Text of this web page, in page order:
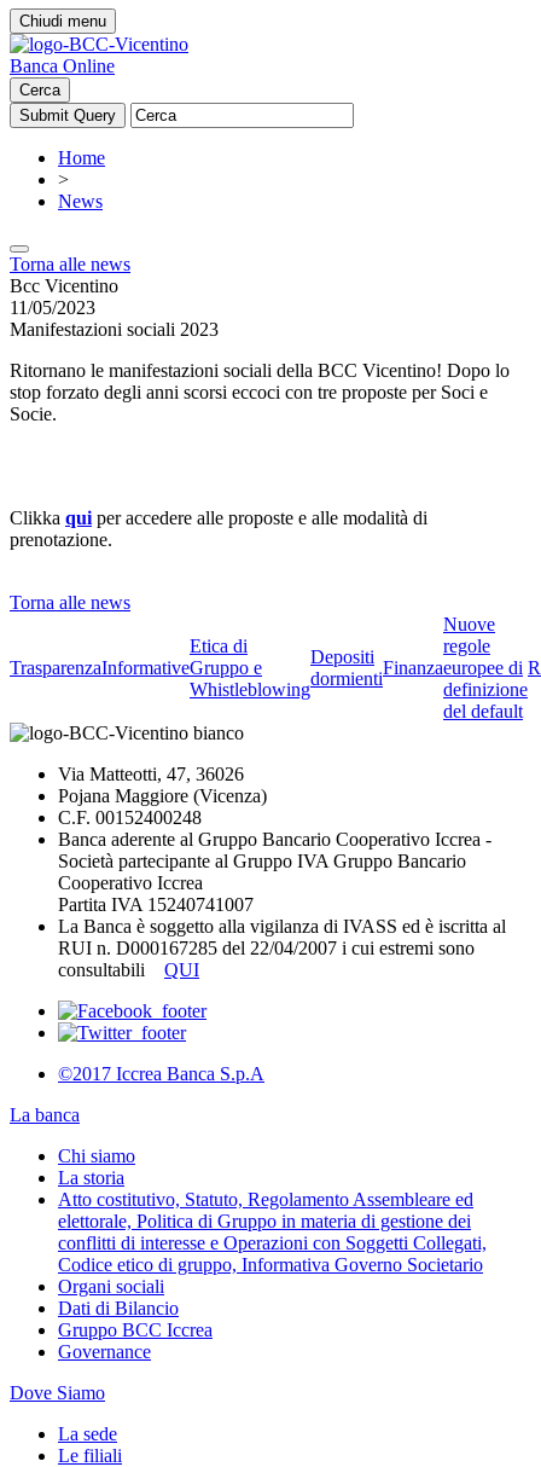
Chiudi menu
Banca Online
Cerca
Home
>
News
Torna alle news
Bcc Vicentino
11/05/2023
Manifestazioni sociali 2023
Ritornano le manifestazioni sociali della BCC Vicentino! Dopo lo
stop forzato degli anni scorsi eccoci con tre proposte per Soci e
Socie.
Clikka qui per accedere alle proposte e alle modalità di
prenotazione.
Torna alle news
TrasparenzaInformative
Etica di
Gruppo e
Whistleblowing
Depositi
dormienti
Finanza
Nuove
regole
europee di
definizione
del default
Via Matteotti, 47, 36026
Pojana Maggiore (Vicenza)
C.F. 00152400248
Banca aderente al Gruppo Bancario Cooperativo Iccrea -
Società partecipante al Gruppo IVA Gruppo Bancario
Cooperativo Iccrea
Partita IVA 15240741007
La Banca è soggetto alla vigilanza di IVASS ed è iscritta al
RUI n. D000167285 del 22/04/2007 i cui estremi sono
consultabili QUI
©2017 Iccrea Banca S.p.A
La banca
Chi siamo
La storia
Atto costitutivo, Statuto, Regolamento Assembleare ed
elettorale, Politica di Gruppo in materia di gestione dei
conflitti di interesse e Operazioni con Soggetti Collegati,
Codice etico di gruppo, Informativa Governo Societario
Organi sociali
Dati di Bilancio
Gruppo BCC Iccrea
Governance
Dove Siamo
La sede
Le filiali